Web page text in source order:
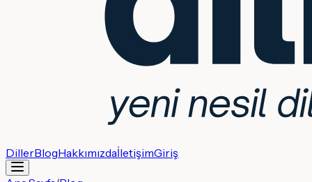
DillerBlogHakkımızdaİletişimGiriş